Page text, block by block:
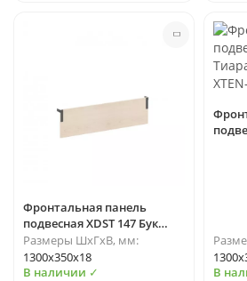
Фронтальная панель
подвесная XDST 147 Бук
Тиара/Антрацит
1300х350х18 XTEN-S
Размеры ШхГхВ, мм:
1300х350х18
В наличии ✓ В